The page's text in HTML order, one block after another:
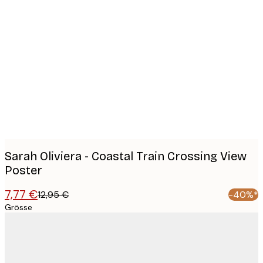
Sarah Oliviera - Coastal Train Crossing View
Poster
7,77 €12,95 € -40%*
Grösse